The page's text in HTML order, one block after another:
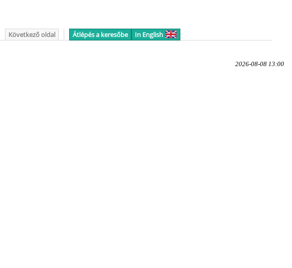
Következő oldal Átlépés a keresőbe In English
2026-08-08 13:00